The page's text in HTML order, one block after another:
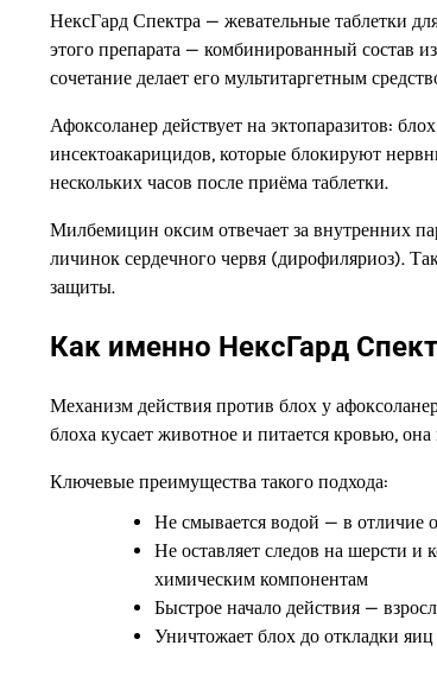
НексГард Спектра — жевательные таблетки
этого препарата — комбинированный состав
сочетание делает его мультитаргетным
Афоксоланер действует на эктопаразитов:
инсектоакарицидов, которые блокируют
нескольких часов после приёма таблетки.
Милбемицин оксим отвечает за внутренних
личинок сердечного червя (дирофиляриоз).
защиты.
Как именно НексГард
Механизм действия против блох у
блоха кусает животное и питается кровью,
Ключевые преимущества такого подхода:
Не смывается водой — в отличие
Не оставляет следов на шерсти и
химическим компонентам
Быстрое начало действия —
Уничтожает блох до откладки